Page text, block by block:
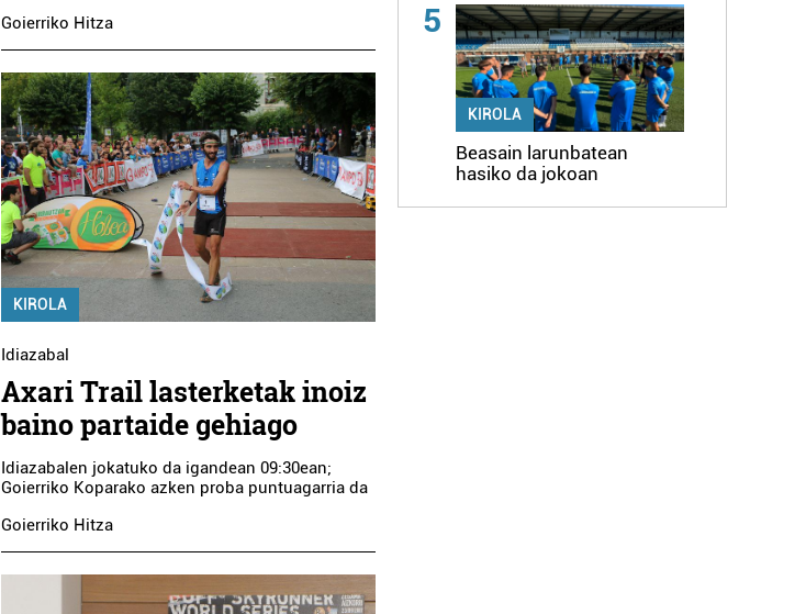
Goierriko Hitza
KIROLA
Idiazabal
Axari Trail lasterketak inoiz
baino partaide gehiago
Idiazabalen jokatuko da igandean 09:30ean;
Goierriko Koparako azken proba puntuagarria da
Goierriko Hitza
5
KIROLA
Beasain larunbatean
hasiko da jokoan